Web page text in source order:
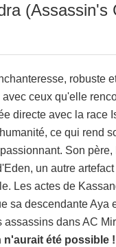
(Assassin's
robuste
ceux qu'elle
directe avec la race
ce qui rend
Son père,
un autre
Les actes de
sa descendante Aya
assassins dans AC
n'aurait été possible !